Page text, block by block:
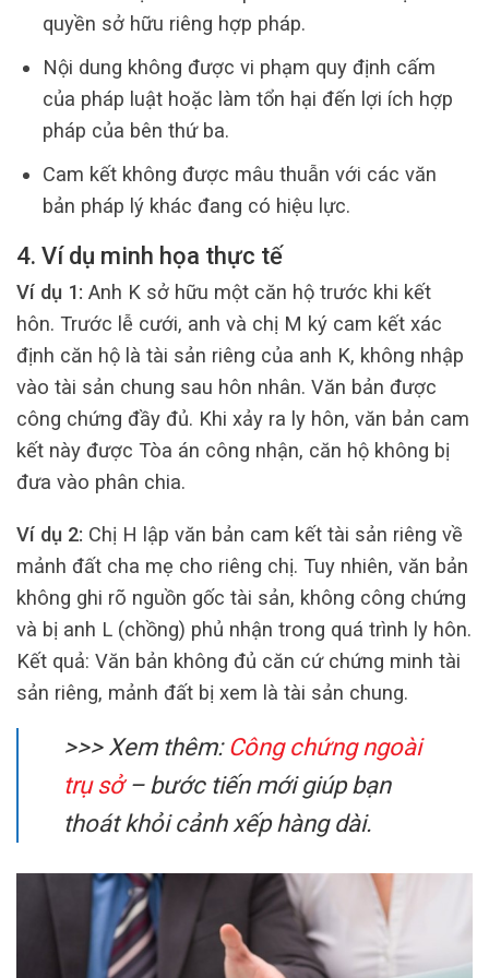
quyền sở hữu riêng hợp pháp.
Nội dung không được vi phạm quy định cấm
của pháp luật hoặc làm tổn hại đến lợi ích hợp
pháp của bên thứ ba.
Cam kết không được mâu thuẫn với các văn
bản pháp lý khác đang có hiệu lực.
4. Ví dụ minh họa thực tế
Ví dụ 1: Anh K sở hữu một căn hộ trước khi kết
hôn. Trước lễ cưới, anh và chị M ký cam kết xác
định căn hộ là tài sản riêng của anh K, không nhập
vào tài sản chung sau hôn nhân. Văn bản được
công chứng đầy đủ. Khi xảy ra ly hôn, văn bản cam
kết này được Tòa án công nhận, căn hộ không bị
đưa vào phân chia.
Ví dụ 2: Chị H lập văn bản cam kết tài sản riêng về
mảnh đất cha mẹ cho riêng chị. Tuy nhiên, văn bản
không ghi rõ nguồn gốc tài sản, không công chứng
và bị anh L (chồng) phủ nhận trong quá trình ly hôn.
Kết quả: Văn bản không đủ căn cứ chứng minh tài
sản riêng, mảnh đất bị xem là tài sản chung.
>>> Xem thêm: Công chứng ngoài
trụ sở– bước tiến mới giúp bạn
thoát khỏi cảnh xếp hàng dài.